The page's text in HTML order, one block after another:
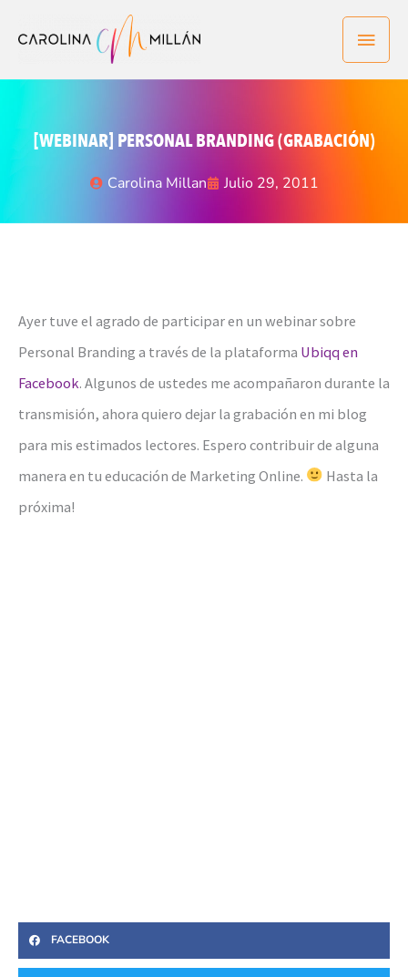
[WEBINAR] PERSONAL BRANDING (GRABACIÓN)
Carolina Millan Julio 29, 2011
Ayer tuve el agrado de participar en un webinar sobre
Personal Branding a través de la plataforma Ubiqq en
Facebook. Algunos de ustedes me acompañaron durante la
transmisión, ahora quiero dejar la grabación en mi blog
para mis estimados lectores. Espero contribuir de alguna
manera en tu educación de Marketing Online.
Hasta la
próxima!
FACEBOOK